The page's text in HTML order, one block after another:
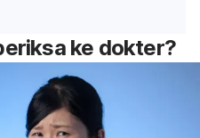
ke dokter?